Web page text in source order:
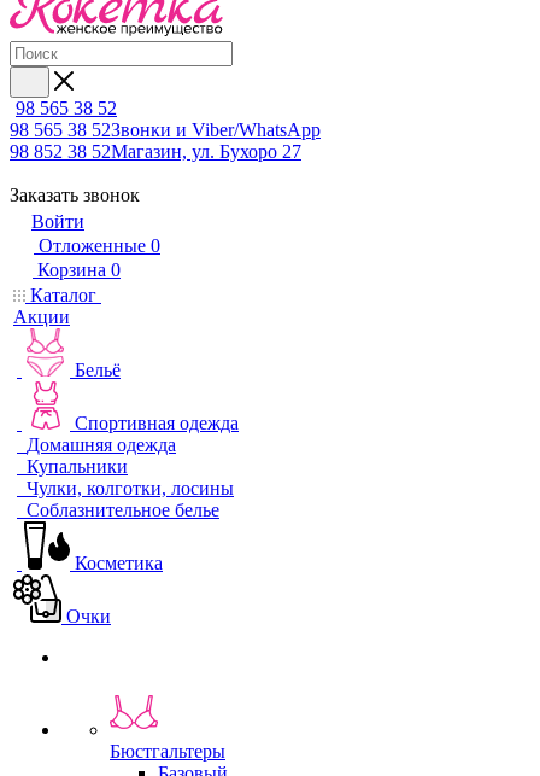
98 565 38 52
98 565 38 52Звонки и Viber/WhatsApp
98 852 38 52Магазин, ул. Бухоро 27
Заказать звонок
Войти
Отложенные 0
Корзина 0
Каталог
Акции
Бельё
Спортивная одежда
Домашняя одежда
Купальники
Чулки, колготки, лосины
Соблазнительное белье
Косметика
Очки
Бюстгальтеры